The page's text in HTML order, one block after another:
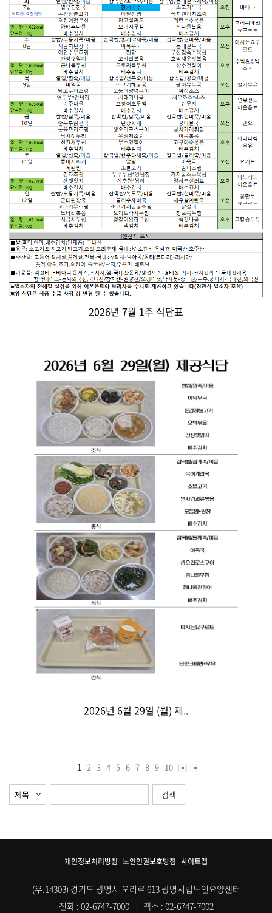
2026년 7월 1주 식단표
2026년 6월 29일 (월) 제..
1 2 3 4 5 6 7 8 9 10
개인정보처리방침 노인인권보호방침 사이트맵
(우.14303) 경기도 광명시 오리로 613 광명시립노인요양센터
전화 : 02-6747-7000
| 팩스 : 02-6747-7002